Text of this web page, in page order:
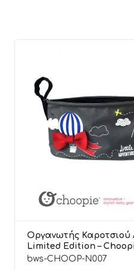
Οργανωτής Καροτσιού
Limited Edition –
bws-CHOOP-N007